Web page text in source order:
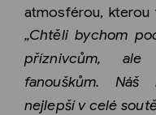
atmosférou, kterou
„Chtěli bychom
příznivcům, ale
fanouškům. Náš
nejlepší v celé